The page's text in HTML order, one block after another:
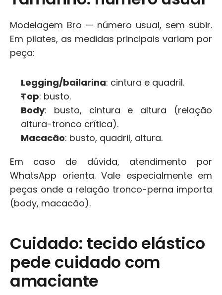
Modelagem Bro — número usual, sem subir.
Em pilates, as medidas principais variam por
peça:
Legging/bailarina: cintura e quadril.
Top: busto.
Body: busto, cintura e altura (relação
altura-tronco crítica).
Macacão: busto, quadril, altura.
Em caso de dúvida, atendimento por
WhatsApp orienta. Vale especialmente em
peças onde a relação tronco-perna importa
(body, macacão).
Cuidado: tecido elástico
pede cuidado com
amaciante